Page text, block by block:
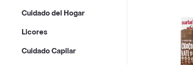
Cuidado del Hogar
Licores
Cuidado Capilar